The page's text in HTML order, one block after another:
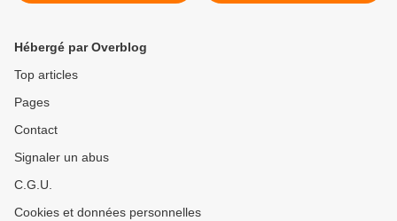
Hébergé par Overblog
Top articles
Pages
Contact
Signaler un abus
C.G.U.
Cookies et données personnelles